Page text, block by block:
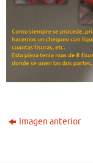
Imagen anterior